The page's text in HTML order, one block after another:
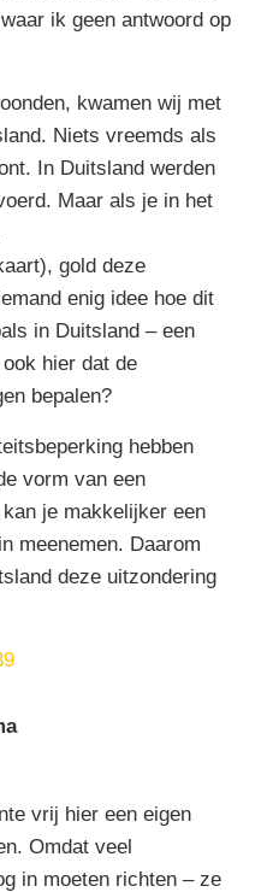
ik geen antwoord op
kwamen wij met
Niets vreemds als
In Duitsland werden
Maar als je in het
gold deze
enig idee hoe dit
in Duitsland – een
hier dat de
bepalen?
hebben
vorm van een
je makkelijker een
meenemen. Daarom
deze uitzondering
vrij hier een eigen
Omdat veel
in moeten richten – ze